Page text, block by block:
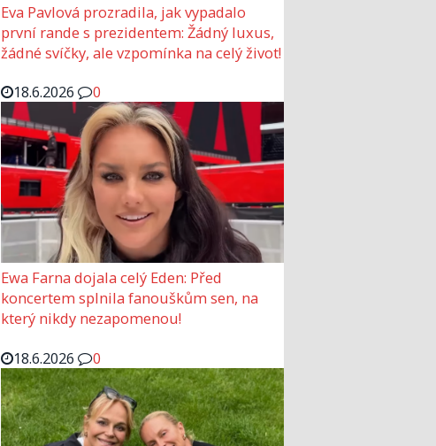
Eva Pavlová prozradila, jak vypadalo
první rande s prezidentem: Žádný luxus,
žádné svíčky, ale vzpomínka na celý život!
18.6.2026
0
Ewa Farna dojala celý Eden: Před
koncertem splnila fanouškům sen, na
který nikdy nezapomenou!
18.6.2026
0